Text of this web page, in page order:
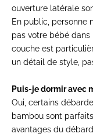
ouverture latérale
En public, personne
pas votre bébé
couche est
un détail de style,
Puis-je dormir avec
Oui, certains
bambou sont
avantages du